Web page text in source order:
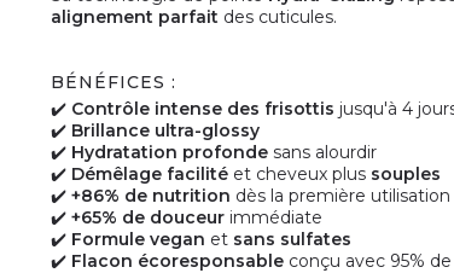
alignement parfait des cuticules.
BÉNÉFICES :
✔️ Contrôle intense des frisottis jusqu'à 4
✔️ Brillance ultra-glossy
✔️ Hydratation profonde sans alourdir
✔️ Démêlage facilité et cheveux plus souples
✔️ +86% de nutrition dès la première utilisation
✔️ +65% de douceur immédiate
✔️ Formule vegan et sans sulfates
✔️ Flacon écoresponsable conçu avec 95%